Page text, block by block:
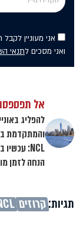
אני מעוניין
ואני מסכים לתנאי
אל תפספסו
להפליג
והמתקדמת
הנחה לזמן
תגיות:קרוזים